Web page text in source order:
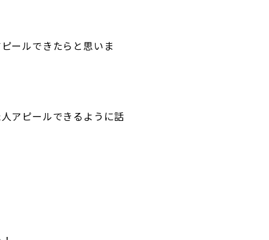
ールできたらと思いま
アピールできるように話